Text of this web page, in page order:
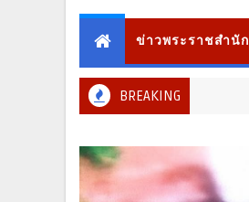
ข่าวพระราชสำนัก
BREAKING